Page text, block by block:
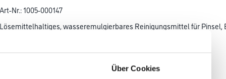
Über Cookies
Art-Nr.:1005-000147
Lösemittelhaltiges, wasseremulgierbares Reinigungsmittel für Pinsel,